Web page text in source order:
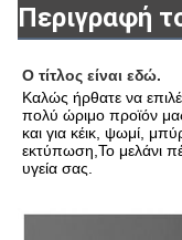
Περιγραφή
Ο τίτλος είναι εδώ.
Καλώς ήρθατε να
πολύ ώριμο προϊόν
και για κέικ, ψωμί,
εκτύπωση,Το μελάνι
υγεία σας.